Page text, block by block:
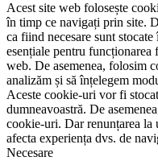
Acest site web folosește
în timp ce navigați prin site.
ca fiind necesare sunt
esențiale pentru
web. De asemenea, folosim
analizăm și să înțelegem
Aceste cookie-uri vor fi
dumneavoastră. De
cookie-uri. Dar renunțarea la
afecta experiența dvs. de
Necesare